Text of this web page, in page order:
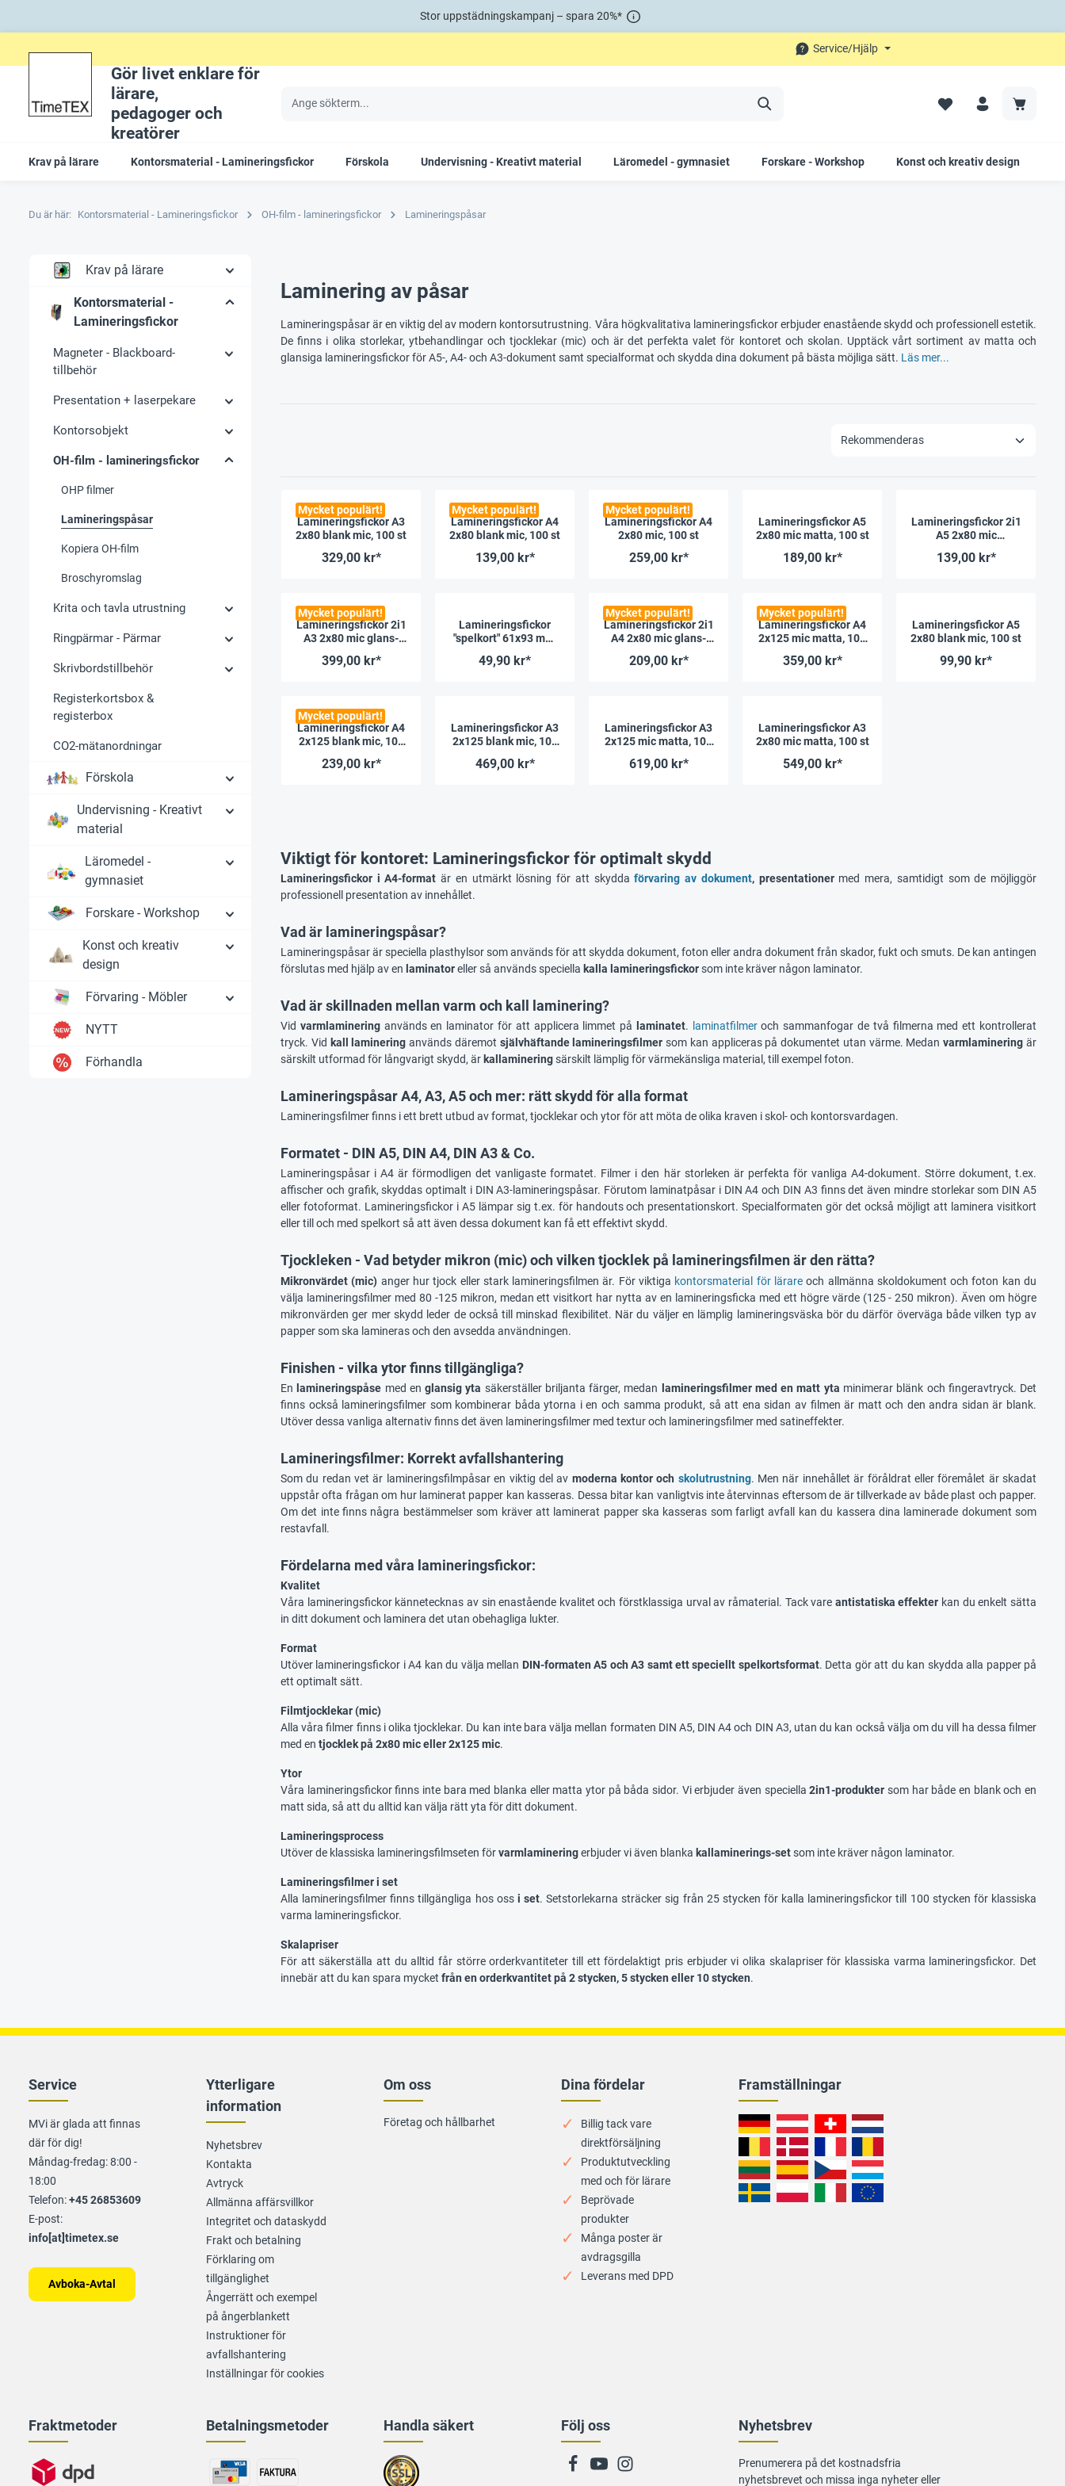
Stor uppstädningskampanj – spara 20%*
Service/Hjälp
Gör livet enklare för
lärare,
pedagoger och
kreatörer
Krav på lärare Kontorsmaterial - Lamineringsfickor Förskola Undervisning - Kreativt material Läromedel - gymnasiet Forskare - Workshop Konst och kreativ design
Du är här: Kontorsmaterial - Lamineringsfickor OH-film - lamineringsfickor Lamineringspåsar
Krav på lärare
Kontorsmaterial -
Lamineringsfickor
Magneter - Blackboard-
tillbehör
Presentation + laserpekare
Kontorsobjekt
OH-film - lamineringsfickor
OHP filmer
Lamineringspåsar
Kopiera OH-film
Broschyromslag
Krita och tavla utrustning
Ringpärmar - Pärmar
Skrivbordstillbehör
Registerkortsbox &
registerbox
CO2-mätanordningar
Förskola
Undervisning - Kreativt
material
Läromedel -
gymnasiet
Forskare - Workshop
Konst och kreativ
design
Förvaring - Möbler
NYTT
Förhandla
Laminering av påsar
Lamineringspåsar är en viktig del av modern kontorsutrustning. Våra högkvalitativa lamineringsfickor erbjuder enastående skydd och professionell estetik.
De finns i olika storlekar, ytbehandlingar och tjocklekar (mic) och är det perfekta valet för kontoret och skolan. Upptäck vårt sortiment av matta och
glansiga lamineringsfickor för A5-, A4- och A3-dokument samt specialformat och skydda dina dokument på bästa möjliga sätt. Läs mer...
Mycket populärt!
Lamineringsfickor A3
2x80 blank mic, 100 st
329,00 kr*
Mycket populärt!
Lamineringsfickor A4
2x80 blank mic, 100 st
139,00 kr*
Mycket populärt!
Lamineringsfickor A4
2x80 mic, 100 st
259,00 kr*
Lamineringsfickor A5
2x80 mic matta, 100 st
189,00 kr*
Lamineringsfickor 2i1
A5 2x80 mic
139,00 kr*
Mycket populärt!
Lamineringsfickor 2i1
A3 2x80 mic glans-
399,00 kr*
Lamineringsfickor
"spelkort" 61x93 mm,
49,90 kr*
Mycket populärt!
Lamineringsfickor 2i1
A4 2x80 mic glans-
209,00 kr*
Mycket populärt!
Lamineringsfickor A4
2x125 mic matta, 100
359,00 kr*
Lamineringsfickor A5
2x80 blank mic, 100 st
99,90 kr*
Mycket populärt!
Lamineringsfickor A4
2x125 blank mic, 100
239,00 kr*
Lamineringsfickor A3
2x125 blank mic, 100
469,00 kr*
Lamineringsfickor A3
2x125 mic matta, 100
619,00 kr*
Lamineringsfickor A3
2x80 mic matta, 100 st
549,00 kr*
Viktigt för kontoret: Lamineringsfickor för optimalt skydd
Lamineringsfickor i A4-format är en utmärkt lösning för att skyddaförvaring av dokument, presentationermed mera, samtidigt som de möjliggör
professionell presentation av innehållet.
Vad är lamineringspåsar?
Lamineringspåsar är speciella plasthylsor som används för att skydda dokument, foton eller andra dokument från skador, fukt och smuts. De kan antingen
förslutas med hjälp av en laminatoreller så används speciella kalla lamineringsfickorsom inte kräver någon laminator.
Vad är skillnaden mellan varm och kall laminering?
Vid varmlamineringanvänds en laminator för att applicera limmet på laminatet. laminatfilmeroch sammanfogar de två filmerna med ett kontrollerat
tryck. Vid kall laminering används däremot självhäftande lamineringsfilmer som kan appliceras på dokumentet utan värme. Medanvarmlaminering är
särskilt utformad för långvarigt skydd, är kallamineringsärskilt lämplig för värmekänsliga material, till exempel foton.
Lamineringspåsar A4, A3, A5 och mer: rätt skydd för alla format
Lamineringsfilmer finns i ett brett utbud av format, tjocklekar och ytor för att möta de olika kraven i skol- och kontorsvardagen.
Formatet - DIN A5, DIN A4, DIN A3 & Co.
Lamineringspåsar i A4 är förmodligen det vanligaste formatet. Filmer i den här storleken är perfekta för vanliga A4-dokument. Större dokument, t.ex.
affischer och grafik, skyddas optimalt i DIN A3-lamineringspåsar. Förutom laminatpåsar i DIN A4 och DIN A3 finns det även mindre storlekar som DIN A5
eller fotoformat. Lamineringsfickor i A5 lämpar sig t.ex. för handouts och presentationskort. Specialformaten gör det också möjligt att laminera visitkort
eller till och med spelkort så att även dessa dokument kan få ett effektivt skydd.
Tjockleken - Vad betyder mikron (mic) och vilken tjocklek på lamineringsfilmen är den rätta?
Mikronvärdet (mic) anger hur tjock eller stark lamineringsfilmen är. För viktiga kontorsmaterial för lärareoch allmänna skoldokument och foton kan du
välja lamineringsfilmer med 80 -125 mikron, medan ett visitkort har nytta av en lamineringsficka med ett högre värde (125 - 250 mikron). Även om högre
mikronvärden ger mer skydd leder de också till minskad flexibilitet. När du väljer en lämplig lamineringsväska bör du därför överväga både vilken typ av
papper som ska lamineras och den avsedda användningen.
Finishen - vilka ytor finns tillgängliga?
En lamineringspåse med englansig yta säkerställer briljanta färger, medan lamineringsfilmer med en matt yta minimerar blänk och fingeravtryck. Det
finns också lamineringsfilmer som kombinerar båda ytorna i en och samma produkt, så att ena sidan av filmen är matt och den andra sidan är blank.
Utöver dessa vanliga alternativ finns det även lamineringsfilmer med textur och lamineringsfilmer med satineffekter.
Lamineringsfilmer: Korrekt avfallshantering
Som du redan vet är lamineringsfilmpåsar en viktig del av moderna kontor och skolutrustning. Men när innehållet är föråldrat eller föremålet är skadat
uppstår ofta frågan om hur laminerat papper kan kasseras. Dessa bitar kan vanligtvis inte återvinnas eftersom de är tillverkade av både plast och papper.
Om det inte finns några bestämmelser som kräver att laminerat papper ska kasseras som farligt avfall kan du kassera dina laminerade dokument som
restavfall.
Fördelarna med våra lamineringsfickor:
Kvalitet
Våra lamineringsfickor kännetecknas av sin enastående kvalitet och förstklassiga urval av råmaterial. Tack vare antistatiska effekter kan du enkelt sätta
in ditt dokument och laminera det utan obehagliga lukter.
Format
Utöver lamineringsfickor i A4 kan du välja mellan DIN-formaten A5 och A3 samt ett speciellt spelkortsformat. Detta gör att du kan skydda alla papper på
ett optimalt sätt.
Filmtjocklekar (mic)
Alla våra filmer finns i olika tjocklekar. Du kan inte bara välja mellan formaten DIN A5, DIN A4 och DIN A3, utan du kan också välja om du vill ha dessa filmer
med en tjocklek på 2x80 mic eller 2x125 mic.
Ytor
Våra lamineringsfickor finns inte bara med blanka eller matta ytor på båda sidor. Vi erbjuder även speciella2in1-produkter som har både en blank och en
matt sida, så att du alltid kan välja rätt yta för ditt dokument.
Lamineringsprocess
Utöver de klassiska lamineringsfilmseten förvarmlamineringerbjuder vi även blanka kallaminerings-setsom inte kräver någon laminator.
Lamineringsfilmer i set
Alla lamineringsfilmer finns tillgängliga hos oss i set. Setstorlekarna sträcker sig från 25 stycken för kalla lamineringsfickor till 100 stycken för klassiska
varma lamineringsfickor.
Skalapriser
För att säkerställa att du alltid får större orderkvantiteter till ett fördelaktigt pris erbjuder vi olika skalapriser för klassiska varma lamineringsfickor. Det
innebär att du kan spara mycket från en orderkvantitet på 2 stycken, 5 stycken eller 10 stycken.
Följ oss
Dina fördelar
Billig tack vare
direktförsäljning
Produktutveckling
med och för lärare
Beprövade
produkter
Många poster är
avdragsgilla
Leverans med DPD
Framställningar
Handla säkert
Om oss
Företag och hållbarhet
Nyhetsbrev
Prenumerera på det kostnadsfria
nyhetsbrevet och missa inga nyheter eller
Service
MVi är glada att finnas
där för dig!
Måndag-fredag: 8:00 -
18:00
Telefon:+45 26853609
E-post:
info[at]timetex.se
Avboka-Avtal
Ytterligare
information
Nyhetsbrev
Kontakta
Avtryck
Allmänna affärsvillkor
Integritet och dataskydd
Frakt och betalning
Förklaring om
tillgänglighet
Ångerrätt och exempel
på ångerblankett
Instruktioner för
avfallshantering
Inställningar för cookies
Betalningsmetoder
Fraktmetoder